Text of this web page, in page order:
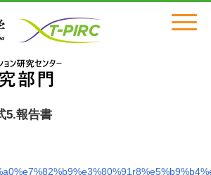
Click
5.報告書